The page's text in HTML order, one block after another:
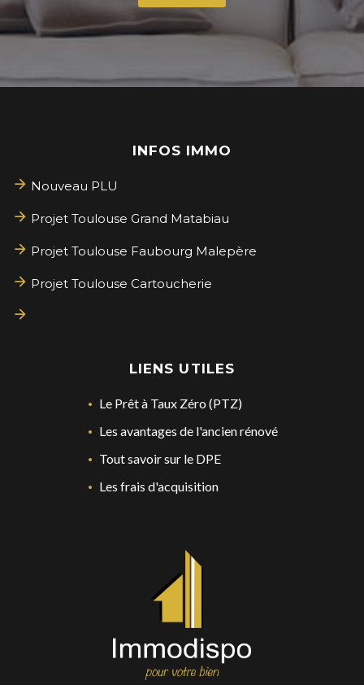
INFOS IMMO
Nouveau PLU
Projet Toulouse Grand Matabiau
Projet Toulouse Faubourg Malepère
Projet Toulouse Cartoucherie
LIENS UTILES
Le Prêt à Taux Zéro (PTZ)
Les avantages de l'ancien rénové
Tout savoir sur le DPE
Les frais d'acquisition